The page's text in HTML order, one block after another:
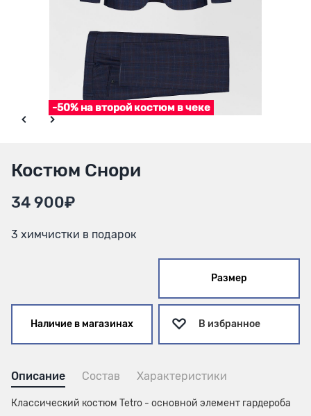
-50% на второй костюм в чеке
Костюм Снори
34 900₽
3 химчистки в подарок
Размер
Наличие в магазинах В избранное
Описание Состав Характеристики
Классический костюм Tetro - основной элемент гардероба